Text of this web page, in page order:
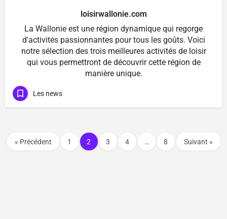
loisirwallonie.com
La Wallonie est une région dynamique qui regorge
d'activités passionnantes pour tous les goûts. Voici
notre sélection des trois meilleures activités de loisir
qui vous permettront de découvrir cette région de
manière unique.
Les news
« Précédent 1 2 3 4 … 8 Suivant »